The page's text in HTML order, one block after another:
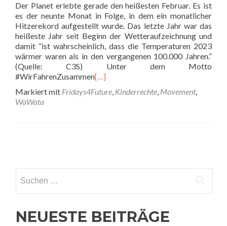
Der Planet erlebte gerade den heißesten Februar. Es ist
es der neunte Monat in Folge, in dem ein monatlicher
Hitzerekord aufgestellt wurde. Das letzte Jahr war das
heißeste Jahr seit Beginn der Wetteraufzeichnung und
damit “ist wahrscheinlich, dass die Temperaturen 2023
wärmer waren als in den vergangenen 100.000 Jahren.”
(Quelle: C3S) Unter dem Motto
#WirFahrenZusammen[…]
Markiert mit Fridays4Future, Kinderrechte, Movement,
WaWata
navigation
nach:
NEUESTE BEITRÄGE